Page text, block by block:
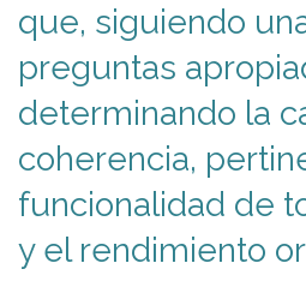
que, siguiendo
preguntas
determinando la
coherencia,
funcionalidad de
y el rendimiento